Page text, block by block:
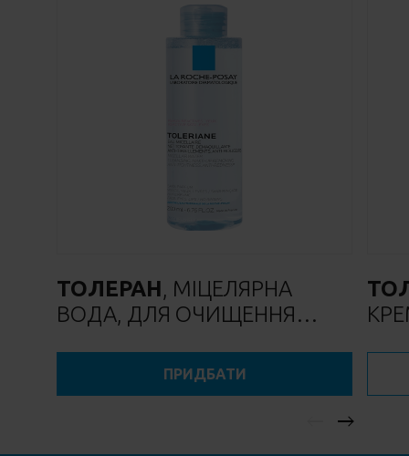
ТОЛЕРАН, МІЦЕЛЯРНА
ВОДА, ДЛЯ ОЧИЩЕННЯ
ПРИДБАТИ